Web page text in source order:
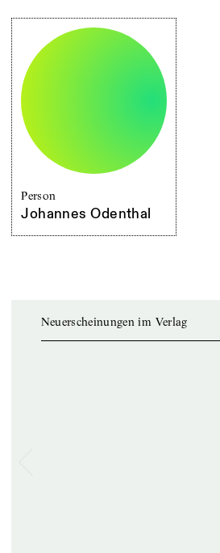
Person
Johannes Odenthal
Neuerscheinungen im Verlag